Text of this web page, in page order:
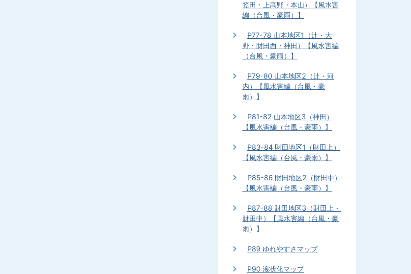
笠田・上高野・本山）【風水害
編（台風・豪雨）】
P77-78 山本地区1（辻・大
野・財田西・神田）【風水害編
（台風・豪雨）】
P79-80 山本地区2（辻・河
内）【風水害編（台風・豪
雨）】
P81-82 山本地区3（神田）
【風水害編（台風・豪雨）】
P83-84 財田地区1（財田上）
【風水害編（台風・豪雨）】
P85-86 財田地区2（財田中）
【風水害編（台風・豪雨）】
P87-88 財田地区3（財田上・
財田中）【風水害編（台風・豪
雨）】
P89 ゆれやすさマップ
P90 液状化マップ